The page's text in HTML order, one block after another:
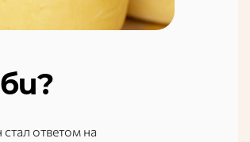
ответом на